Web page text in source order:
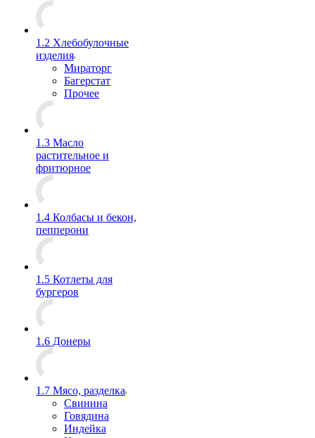
1.2 Хлебобулочные
изделия
Мираторг
Багерстат
Прочее
1.3 Масло
растительное и
фритюрное
1.4 Колбасы и бекон,
пепперони
1.5 Котлеты для
бургеров
1.6 Донеры
1.7 Мясо, разделка
Свинина
Говядина
Индейка